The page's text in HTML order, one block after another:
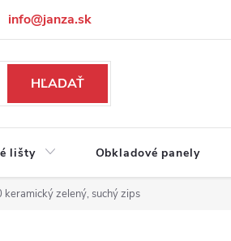
info@janza.skPodmienky ochrany osobných údajov
HĽADAŤ
lišty Obkladové panely
zelený, suchý zips